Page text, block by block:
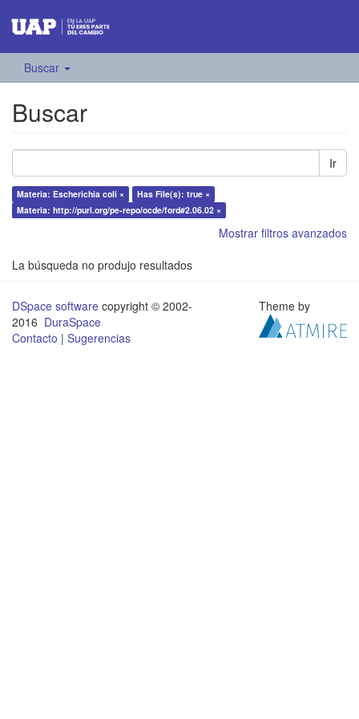
Buscar
Buscar
Ir
Materia: Escherichia coli ×
Has File(s): true ×
Materia: http://purl.org/pe-repo/ocde/ford#2.06.02 ×
Mostrar filtros avanzados
La búsqueda no produjo resultados
DSpace software copyright © 2002-
2016 DuraSpace
Contacto | Sugerencias
Theme by